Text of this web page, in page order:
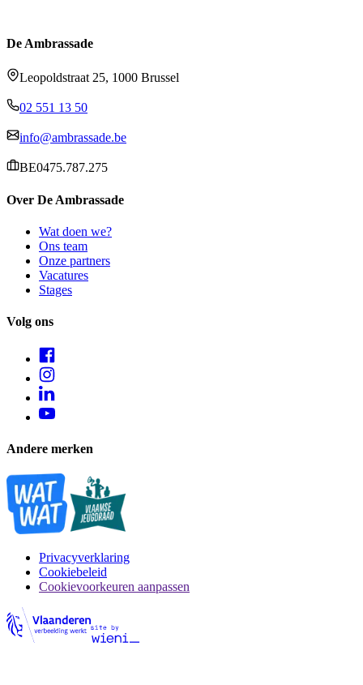
De Ambrassade
Leopoldstraat 25, 1000 Brussel
02 551 13 50
info@ambrassade.be
BE0475.787.275
Over De Ambrassade
Wat doen we?
Ons team
Onze partners
Vacatures
Stages
Volg ons
Andere merken
Privacyverklaring
Cookiebeleid
Cookievoorkeuren aanpassen